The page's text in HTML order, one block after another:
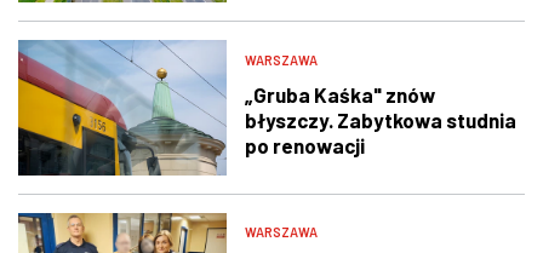
WARSZAWA
„Gruba Kaśka" znów
błyszczy. Zabytkowa studnia
po renowacji
WARSZAWA